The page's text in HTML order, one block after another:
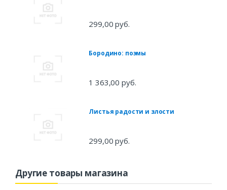
299,00 руб.
Бородино: поэмы
1 363,00 руб.
Листья радости и злости
299,00 руб.
Другие товары магазина